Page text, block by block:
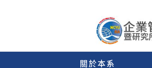
關於本系